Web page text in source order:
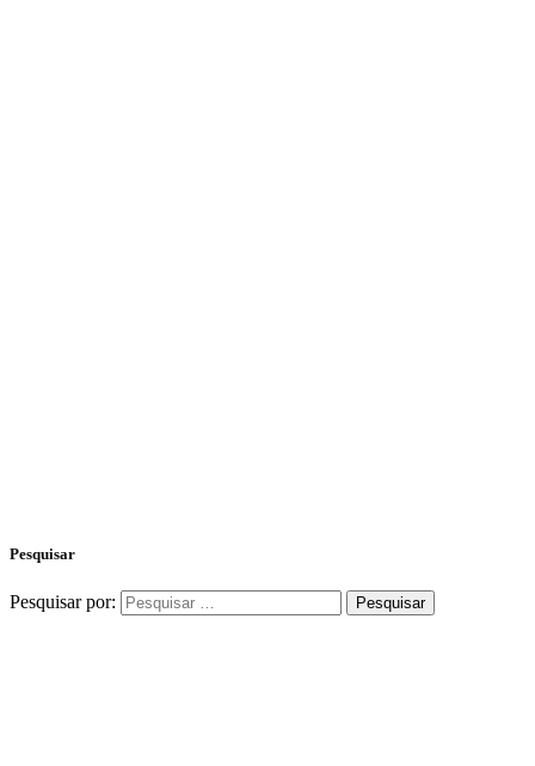
Pesquisar
Pesquisar por: